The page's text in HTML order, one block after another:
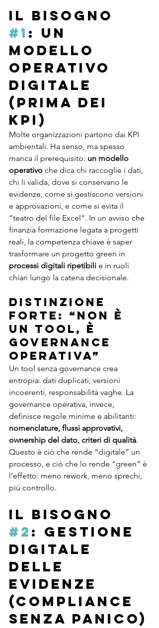
Il bisogno
#1 : un
modello
operativo
digitale
(prima dei
KPI)
Molte organizzazioni partono dai KPI
ambientali. Ha senso, ma spesso
manca il prerequisito: un modello
operativo che dica chi raccoglie i dati,
chi li valida, dove si conservano le
evidenze, come si gestiscono versioni
e approvazioni, e come si evita il
“teatro del file Excel”. In un avviso che
finanzia formazione legata a progetti
reali, la competenza chiave è saper
trasformare un progetto green in
processi digitali ripetibili e in ruoli
chiari lungo la catena decisionale.
Distinzione
forte: “non è
un tool, è
governance
operativa”
Un tool senza governance crea
entropia: dati duplicati, versioni
incoerenti, responsabilità vaghe. La
governance operativa, invece,
definisce regole minime e abilitanti:
nomenclature, flussi approvativi,
ownership del dato, criteri di qualità.
Questo è ciò che rende “digitale” un
processo, e ciò che lo rende “green” è
l’effetto: meno rework, meno sprechi,
più controllo.
Il bisogno
#2 : gestione
digitale
delle
evidenze
(compliance
senza panico)